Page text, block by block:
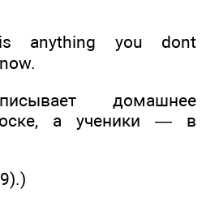
you dont
домашнее
а ученики — в